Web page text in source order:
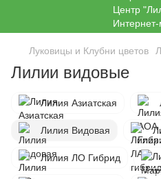
Луковицы и Клубни цветов
Лилии видовые
Лилия Азиатская
Лилия Видовая
Лилия ЛО Гибрид